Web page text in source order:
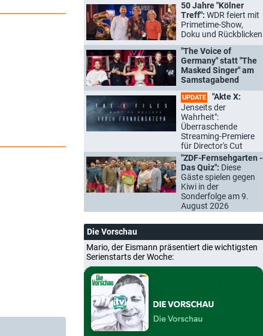
50 Jahre "Kölner
Treff": WDR feiert mit
Primetime-Show,
Doku und Rückblicken
"The Voice of
Germany" statt "The
Masked Singer" am
Samstagabend
UPDATE
"Akte X:
Jenseits der
Wahrheit":
Überraschende
Streaming-Premiere
für Director's Cut
"ZDF-Fernsehgarten -
Das Quiz": Diese
Gäste spielen gegen
Kiwi in der
Sonderfolge am 9.
August 2026
Die Vorschau
Mario, der Eismann präsentiert die wichtigsten
Serienstarts der Woche: